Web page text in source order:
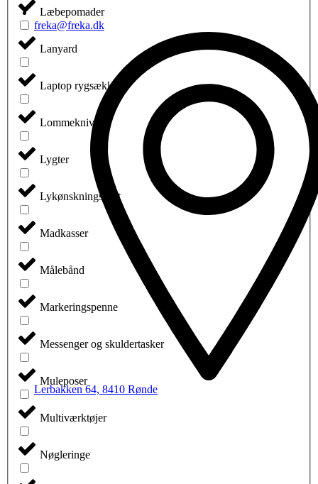
Læbepomader
Lanyard
Laptop rygsække
Lommeknive
Lygter
Lykønskningskort
Madkasser
Målebånd
Markeringspenne
Messenger og skuldertasker
Muleposer
Multiværktøjer
Nøgleringe
freka@freka.dk
Lerbakken 64, 8410 Rønde